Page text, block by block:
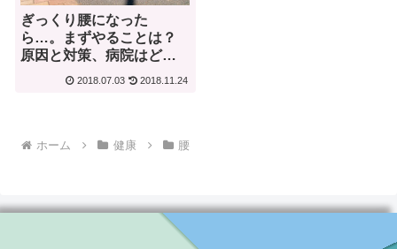
ぎっくり腰になった
ら…。まずやることは？
原因と対策、病院はどこ
2018.07.03 2018.11.24
ホーム 健康 腰